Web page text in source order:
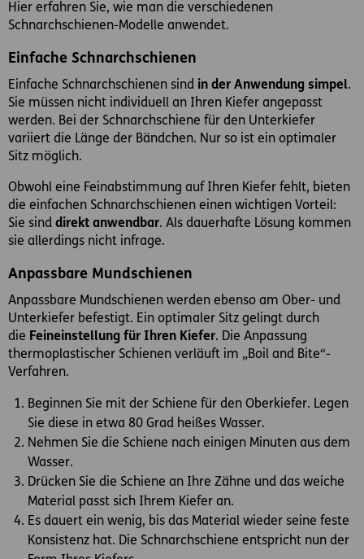
Hier erfahren Sie, wie man die verschiedenen
Schnarchschienen-Modelle anwendet.
Einfache Schnarchschienen
Einfache Schnarchschienen sind in der Anwendung simpel.
Sie müssen nicht individuell an Ihren Kiefer angepasst
werden. Bei der Schnarchschiene für den Unterkiefer
variiert die Länge der Bändchen. Nur so ist ein optimaler
Sitz möglich.
Obwohl eine Feinabstimmung auf Ihren Kiefer fehlt, bieten
die einfachen Schnarchschienen einen wichtigen Vorteil:
Sie sind direkt anwendbar. Als dauerhafte Lösung kommen
sie allerdings nicht infrage.
Anpassbare Mundschienen
Anpassbare Mundschienen werden ebenso am Ober- und
Unterkiefer befestigt. Ein optimaler Sitz gelingt durch
die Feineinstellung für Ihren Kiefer. Die Anpassung
thermoplastischer Schienen verläuft im „Boil and Bite“-
Verfahren.
Beginnen Sie mit der Schiene für den Oberkiefer. Legen
Sie diese in etwa 80 Grad heißes Wasser.
Nehmen Sie die Schiene nach einigen Minuten aus dem
Wasser.
Drücken Sie die Schiene an Ihre Zähne und das weiche
Material passt sich Ihrem Kiefer an.
Es dauert ein wenig, bis das Material wieder seine feste
Konsistenz hat. Die Schnarchschiene entspricht nun der